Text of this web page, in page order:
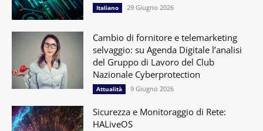
Italiano 29 Giugno 2026
Cambio di fornitore e telemarketing
selvaggio: su Agenda Digitale l’analisi
del Gruppo di Lavoro del Club
Nazionale Cyberprotection
Attualità 9 Giugno 2026
Sicurezza e Monitoraggio di Rete:
HALiveOS